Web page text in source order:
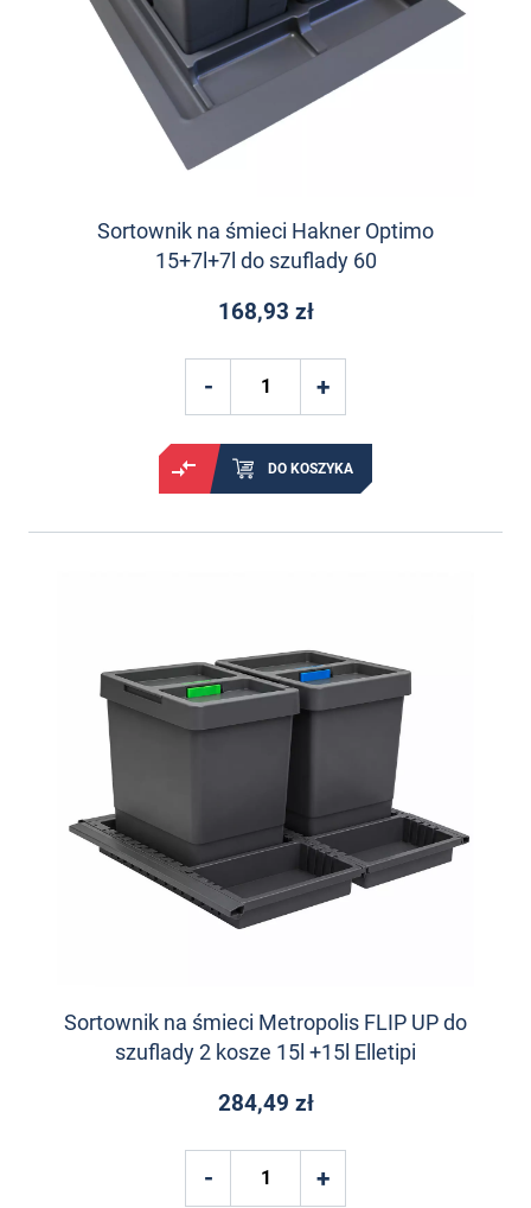
Sortownik na śmieci Hakner Optimo
15+7l+7l do szuflady 60
168,93 zł
DO KOSZYKA
Sortownik na śmieci Metropolis FLIP UP do
szuflady 2 kosze 15l +15l Elletipi
284,49 zł